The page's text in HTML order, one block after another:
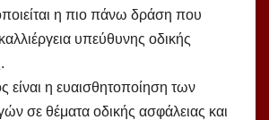
η πιο πάνω δράση που
υπεύθυνης οδικής
είναι η ευαισθητοποίηση των
σε θέματα οδικής ασφάλειας και